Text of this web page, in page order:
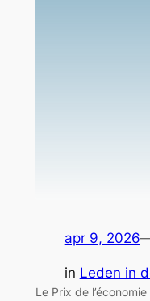
apr 9, 2026
in Leden in
Le Prix de